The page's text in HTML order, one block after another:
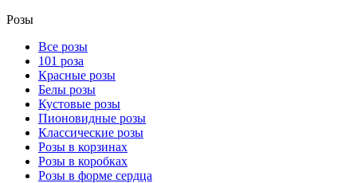
Розы
Все розы
101 роза
Красные розы
Белы розы
Кустовые розы
Пионовидные розы
Классические розы
Розы в корзинах
Розы в коробках
Розы в форме сердца